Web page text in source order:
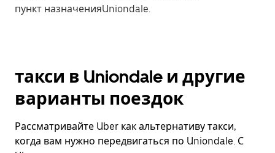
пункт назначенияUniondale.
такси в Uniondale и другие
варианты поездок
Рассматривайте Uber как альтернативу такси,
когда вам нужно передвигаться по Uniondale. С